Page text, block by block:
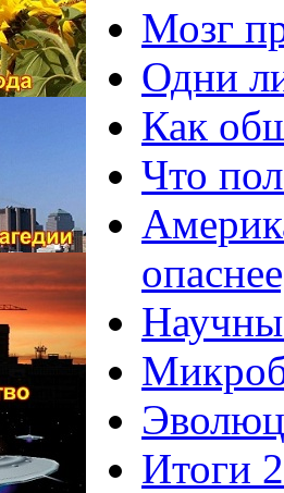
Мозг
Одни
Как
Что
Итоги